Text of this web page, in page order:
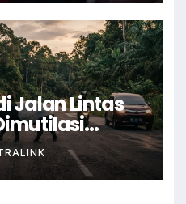
Jalan Lintas